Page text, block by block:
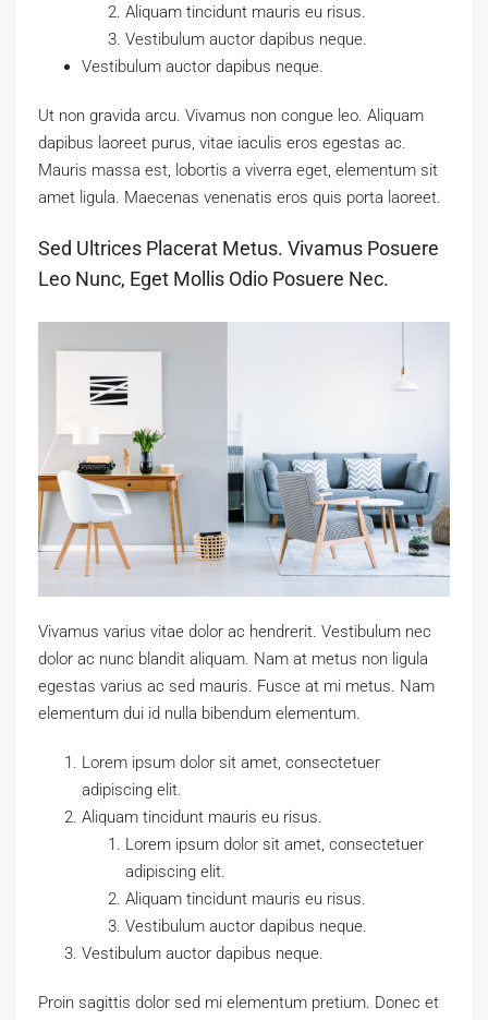
Aliquam tincidunt mauris eu risus.
Vestibulum auctor dapibus neque.
Vestibulum auctor dapibus neque.
Ut non gravida arcu. Vivamus non congue leo. Aliquam
dapibus laoreet purus, vitae iaculis eros egestas ac.
Mauris massa est, lobortis a viverra eget, elementum sit
amet ligula. Maecenas venenatis eros quis porta laoreet.
Sed Ultrices Placerat Metus. Vivamus Posuere
Leo Nunc, Eget Mollis Odio Posuere Nec.
Vivamus varius vitae dolor ac hendrerit. Vestibulum nec
dolor ac nunc blandit aliquam. Nam at metus non ligula
egestas varius ac sed mauris. Fusce at mi metus. Nam
elementum dui id nulla bibendum elementum.
Lorem ipsum dolor sit amet, consectetuer
adipiscing elit.
Aliquam tincidunt mauris eu risus.
Lorem ipsum dolor sit amet, consectetuer
adipiscing elit.
Aliquam tincidunt mauris eu risus.
Vestibulum auctor dapibus neque.
Vestibulum auctor dapibus neque.
Proin sagittis dolor sed mi elementum pretium. Donec et